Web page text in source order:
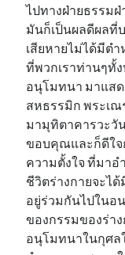
ไปทางฝ่ายธรรม
มันก็เป็นผลดีผลที่
เสียหายไม่ได้มีต
ที่พวกเราท่านๆทั้
อนุโมทนา มาแสด
สหธรรมิก พระเ
มามุทิตาคารวะวั
ขอบคุณและก็ดีใ
ความตั้งใจ ที่มาอ
ชีวิตร่างกายจะไ
อยู่ร่วมกันไปในอ
ของกรรมของร่า
อนุโมทนาในกุศ